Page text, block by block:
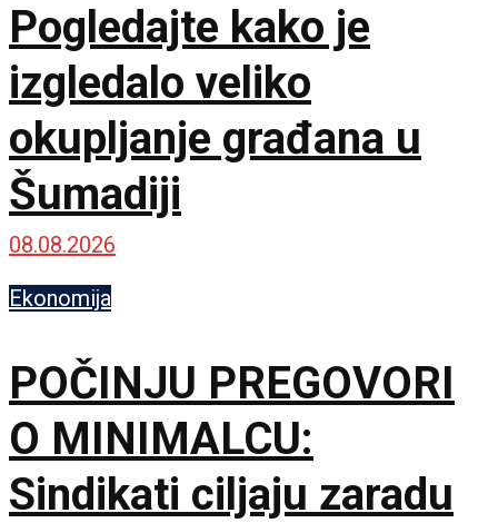
Pogledajte kako je
izgledalo veliko
okupljanje građana u
Šumadiji
08.08.2026
Ekonomija
POČINJU PREGOVORI
O MINIMALCU:
Sindikati ciljaju zaradu